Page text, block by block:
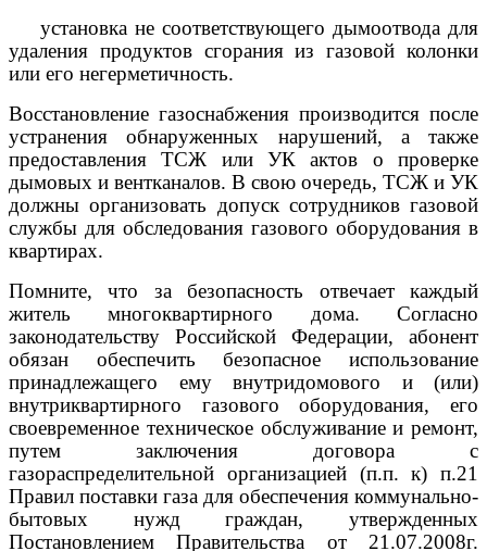
установка не соответствующего дымоотвода для
удаления продуктов сгорания из газовой колонки
или его негерметичность.
Восстановление газоснабжения производится после
устранения обнаруженных нарушений, а также
предоставления ТСЖ или УК актов о проверке
дымовых и вентканалов. В свою очередь, ТСЖ и УК
должны организовать допуск сотрудников газовой
службы для обследования газового оборудования в
квартирах.
Помните, что за безопасность отвечает каждый
житель многоквартирного дома. Согласно
законодательству Российской Федерации, абонент
обязан обеспечить безопасное использование
принадлежащего ему внутридомового и (или)
внутриквартирного газового оборудования, его
своевременное техническое обслуживание и ремонт,
путем заключения договора с
газораспределительной организацией (п.п. к) п.21
Правил поставки газа для обеспечения коммунально-
бытовых нужд граждан, утвержденных
Постановлением Правительства от 21.07.2008г.